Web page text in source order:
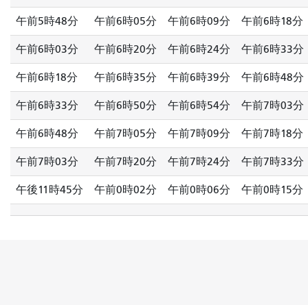
午前5時48分 午前6時05分 午前6時09分 午前6時18分
午前6時03分 午前6時20分 午前6時24分 午前6時33分
午前6時18分 午前6時35分 午前6時39分 午前6時48分
午前6時33分 午前6時50分 午前6時54分 午前7時03分
午前6時48分 午前7時05分 午前7時09分 午前7時18分
午前7時03分 午前7時20分 午前7時24分 午前7時33分
午後11時45分 午前0時02分 午前0時06分 午前0時15分